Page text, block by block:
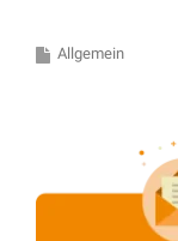
Allgemein